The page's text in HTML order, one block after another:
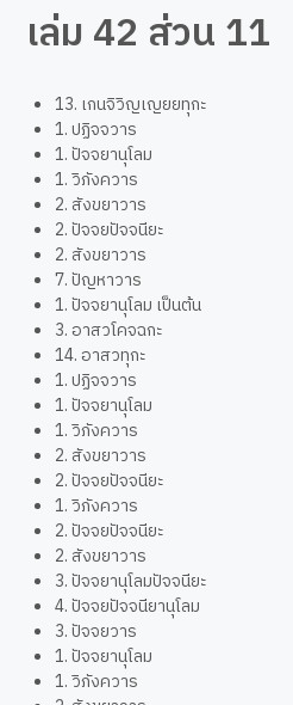
เล่ม 42 ส่วน 11
13. เกนจิวิญเญยยทุกะ
1. ปฏิจจวาร
1. ปัจจยานุโลม
1. วิภังควาร
2. สังขยาวาร
2. ปัจจยปัจจนียะ
2. สังขยาวาร
7. ปัญหาวาร
1. ปัจจยานุโลม เป็นต้น
3. อาสวโคจฉกะ
14. อาสวทุกะ
1. ปฏิจจวาร
1. ปัจจยานุโลม
1. วิภังควาร
2. สังขยาวาร
2. ปัจจยปัจจนียะ
1. วิภังควาร
2. ปัจจยปัจจนียะ
2. สังขยาวาร
3. ปัจจยานุโลมปัจจนียะ
4. ปัจจยปัจจนียานุโลม
3. ปัจจยวาร
1. ปัจจยานุโลม
1. วิภังควาร